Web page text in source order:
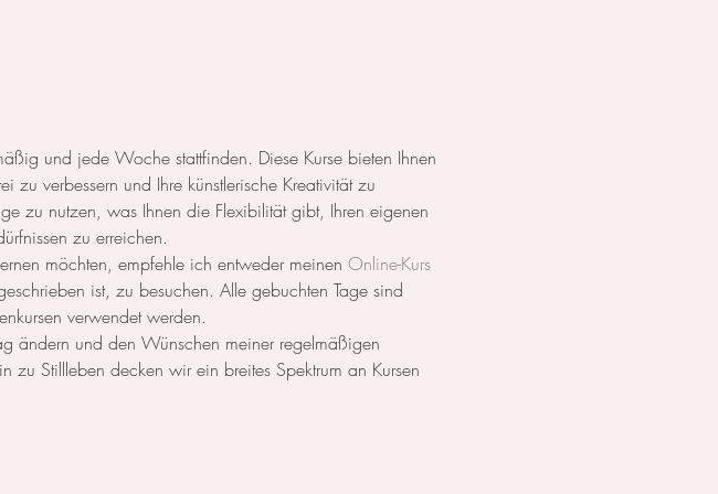
und jede Woche stattfinden. Diese Kurse bieten Ihnen
verbessern und Ihre künstlerische Kreativität zu
zu nutzen, was Ihnen die Flexibilität gibt, Ihren eigenen
zu erreichen.
möchten, empfehle ich entweder meinen Online-Kurs
ist, zu besuchen. Alle gebuchten Tage sind
verwendet werden.
ändern und den Wünschen meiner regelmäßigen
zu Stillleben decken wir ein breites Spektrum an Kursen